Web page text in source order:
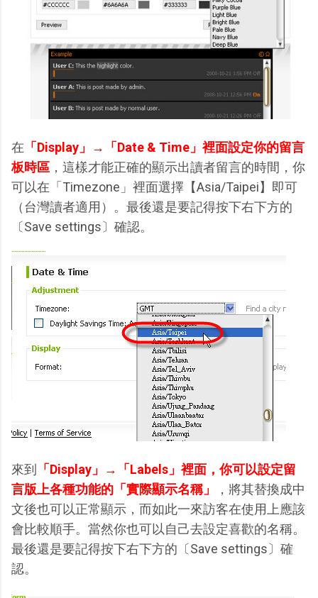
在 「Display」→「Date & Time」裡面設定你的留言
板時區 ，這樣才能正確的顯示出讀者留言的時間，你
可以在「Timezone」裡面選擇【Asia/Taipei】即可
（台灣讀者適用）。最後還是要記得按下右下方的
〔Save settings〕確認。
來到
「Display」→「Labels」裡面，你可以設定留
言版上各種功能的「實際顯示名稱」
，將其替換成中
文後也可以正常顯示，而如此一來訪客在使用上應該
會比較順手。當然你也可以自己去設定喜歡的名稱。
最後還是要記得按下右下方的〔Save settings〕確
認。